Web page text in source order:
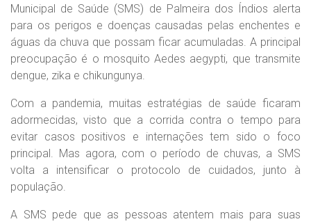
Municipal de Saúde (SMS) de Palmeira dos Índios alerta
para os perigos e doenças causadas pelas enchentes e
águas da chuva que possam ficar acumuladas. A principal
preocupação é o mosquito Aedes aegypti, que transmite
dengue, zika e chikungunya.
Com a pandemia, muitas estratégias de saúde ficaram
adormecidas, visto que a corrida contra o tempo para
evitar casos positivos e internações tem sido o foco
principal. Mas agora, com o período de chuvas, a SMS
volta a intensificar o protocolo de cuidados, junto à
população.
A SMS pede que as pessoas atentem mais para suas